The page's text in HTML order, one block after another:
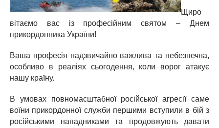
Щиро
вітаємо вас із професійним святом – Днем
прикордонника України!
Ваша професія надзвичайно важлива та небезпечна,
особливо в реаліях сьогодення, коли ворог атакує
нашу країну.
В умовах повномасштабної російської агресії саме
воїни прикордонної служби першими вступили в бій з
російськими нападниками та продовжують давати